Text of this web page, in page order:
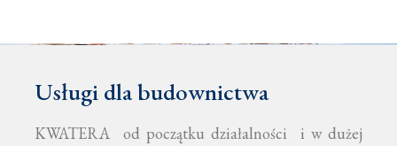
Usługi dla budownictwa
KWATERA od początku działalności i w dużej